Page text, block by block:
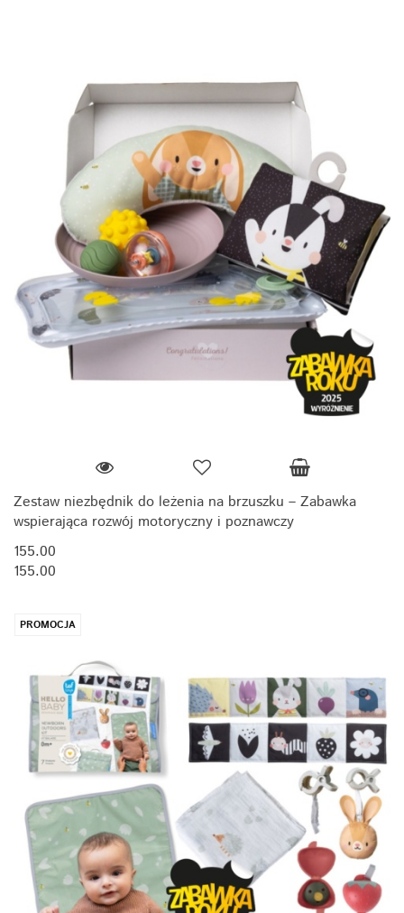
Zestaw niezbędnik do leżenia na brzuszku – Zabawka
wspierająca rozwój motoryczny i poznawczy
155.00
155.00
PROMOCJA